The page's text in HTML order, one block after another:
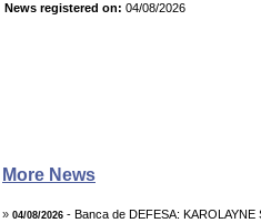
News registered on: 04/08/2026
More News
» 04/08/2026 - Banca de DEFESA: KAROLAYNE